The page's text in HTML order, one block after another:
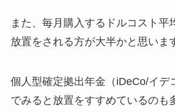
また、毎月購入するドルコスト平
放置をされる方が大半かと思いま
個人型確定拠出年金（iDeCo/イデ
でみると放置をすすめているのも